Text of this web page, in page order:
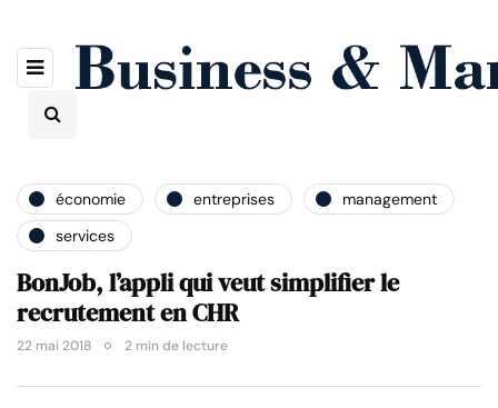
économie entreprises
management
services
BonJob, l’appli qui veut simplifier le
recrutement en CHR
22 mai 2018 2 min de lecture